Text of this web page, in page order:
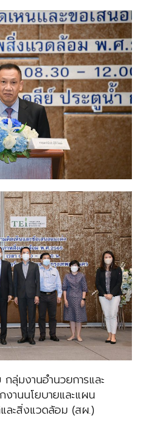
ลุ่มงานอำนวยการและ
านนโยบายและแผน
ละสิ่งแวดล้อม (สผ.)